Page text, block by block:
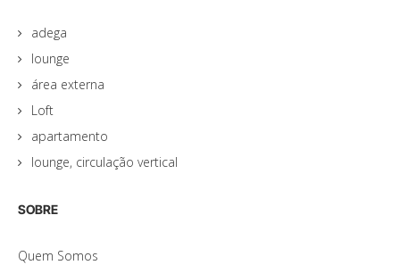
adega
lounge
área externa
Loft
apartamento
lounge, circulação vertical
SOBRE
Quem Somos